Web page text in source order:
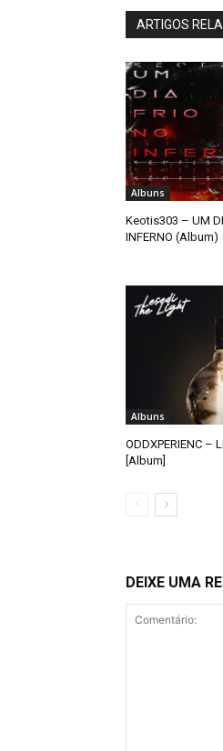
ARTIGOS
Albuns
Keotis303 – UM
INFERNO (Album)
Albuns
ODDXPERIENC –
[Album]
DEIXE UMA